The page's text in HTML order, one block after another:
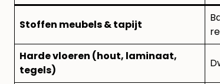
Stoffen meubels & tapijt
Harde vloeren (hout, laminaat,
tegels)